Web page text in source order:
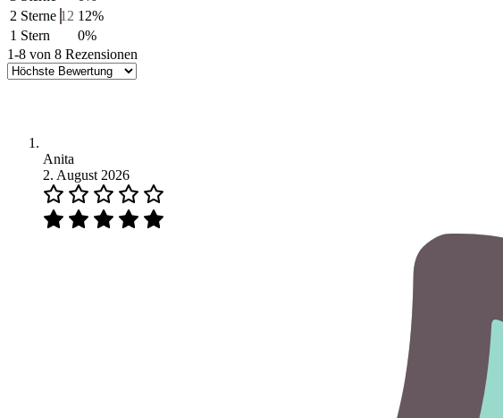
2 Sterne 12 12%
1 Stern
0%
1-8 von 8 Rezensionen
Anita
2. August 2026